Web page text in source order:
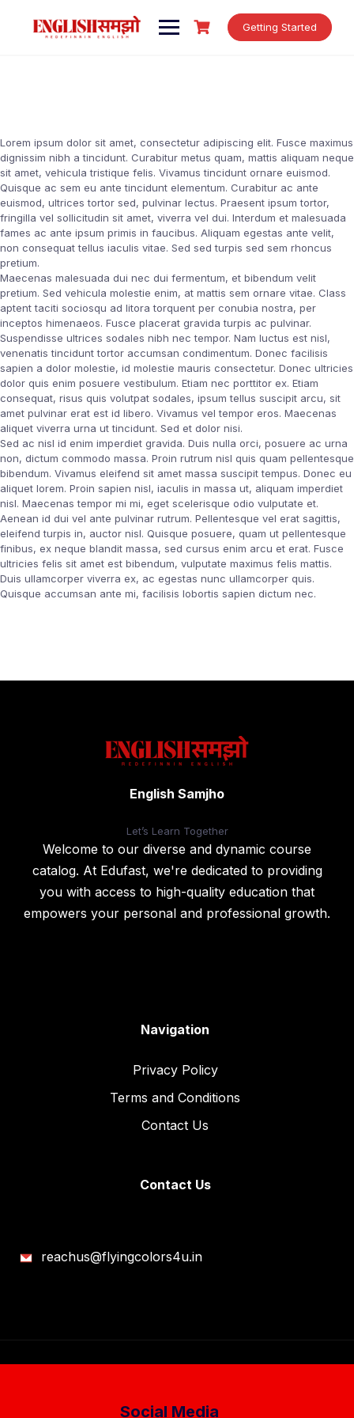
content
Getting Started
Lorem ipsum dolor sit amet, consectetur adipiscing elit. Fusce maximus
dignissim nibh a tincidunt. Curabitur metus quam, mattis aliquam neque
sit amet, vehicula tristique felis. Vivamus tincidunt ornare euismod.
Quisque ac sem eu ante tincidunt elementum. Curabitur ac ante
euismod, ultrices tortor sed, pulvinar lectus. Praesent ipsum tortor,
fringilla vel sollicitudin sit amet, viverra vel dui. Interdum et malesuada
fames ac ante ipsum primis in faucibus. Aliquam egestas ante velit,
non consequat tellus iaculis vitae. Sed sed turpis sed sem rhoncus
pretium.
Maecenas malesuada dui nec dui fermentum, et bibendum velit
pretium. Sed vehicula molestie enim, at mattis sem ornare vitae. Class
aptent taciti sociosqu ad litora torquent per conubia nostra, per
inceptos himenaeos. Fusce placerat gravida turpis ac pulvinar.
Suspendisse ultrices sodales nibh nec tempor. Nam luctus est nisl,
venenatis tincidunt tortor accumsan condimentum. Donec facilisis
sapien a dolor molestie, id molestie mauris consectetur. Donec ultricies
dolor quis enim posuere vestibulum. Etiam nec porttitor ex. Etiam
consequat, risus quis volutpat sodales, ipsum tellus suscipit arcu, sit
amet pulvinar erat est id libero. Vivamus vel tempor eros. Maecenas
aliquet viverra urna ut tincidunt. Sed et dolor nisi.
Sed ac nisl id enim imperdiet gravida. Duis nulla orci, posuere ac urna
non, dictum commodo massa. Proin rutrum nisl quis quam pellentesque
bibendum. Vivamus eleifend sit amet massa suscipit tempus. Donec eu
aliquet lorem. Proin sapien nisl, iaculis in massa ut, aliquam imperdiet
nisl. Maecenas tempor mi mi, eget scelerisque odio vulputate et.
Aenean id dui vel ante pulvinar rutrum. Pellentesque vel erat sagittis,
eleifend turpis in, auctor nisl. Quisque posuere, quam ut pellentesque
finibus, ex neque blandit massa, sed cursus enim arcu et erat. Fusce
ultricies felis sit amet est bibendum, vulputate maximus felis mattis.
Duis ullamcorper viverra ex, ac egestas nunc ullamcorper quis.
Quisque accumsan ante mi, facilisis lobortis sapien dictum nec.
English Samjho
Let’s Learn Together
Welcome to our diverse and dynamic course
catalog. At Edufast, we're dedicated to providing
you with access to high-quality education that
empowers your personal and professional growth.
Navigation
Privacy Policy
Terms and Conditions
Contact Us
Contact Us
reachus@flyingcolors4u.in
Social Media